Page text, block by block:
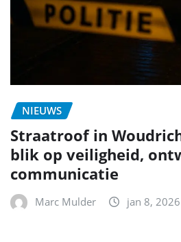
NIEUWS
Straatroof in
blik op veiligheid,
communicatie
Marc Mulder jan 8, 2026